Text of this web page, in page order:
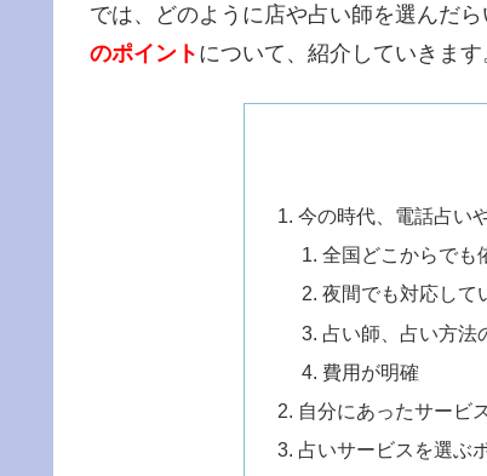
では、どのように店や占い師を選んだ
のポイント について、紹介していきます
今の時代、電話占い
全国どこからでも
夜間でも対応して
占い師、占い方法
費用が明確
自分にあったサービ
占いサービスを選ぶ